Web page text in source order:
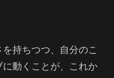
持ちつつ、自分のこ
動くことが、これか